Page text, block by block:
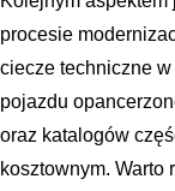
procesie
ciecze techniczne
pojazdu
oraz katalogów
kosztownym.